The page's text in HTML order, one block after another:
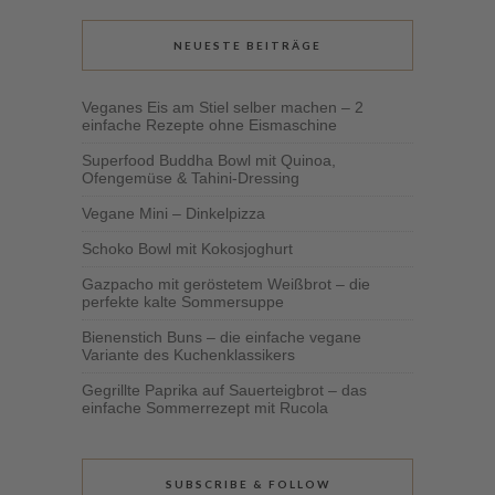
NEUESTE BEITRÄGE
Veganes Eis am Stiel selber machen – 2
einfache Rezepte ohne Eismaschine
Superfood Buddha Bowl mit Quinoa,
Ofengemüse & Tahini-Dressing
Vegane Mini – Dinkelpizza
Schoko Bowl mit Kokosjoghurt
Gazpacho mit geröstetem Weißbrot – die
perfekte kalte Sommersuppe
Bienenstich Buns – die einfache vegane
Variante des Kuchenklassikers
Gegrillte Paprika auf Sauerteigbrot – das
einfache Sommerrezept mit Rucola
SUBSCRIBE & FOLLOW